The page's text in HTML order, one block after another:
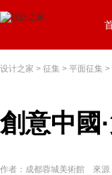
设计之家 > 征集 > 平面征集 >
創意中國
作者：成都蓉城美術館 來